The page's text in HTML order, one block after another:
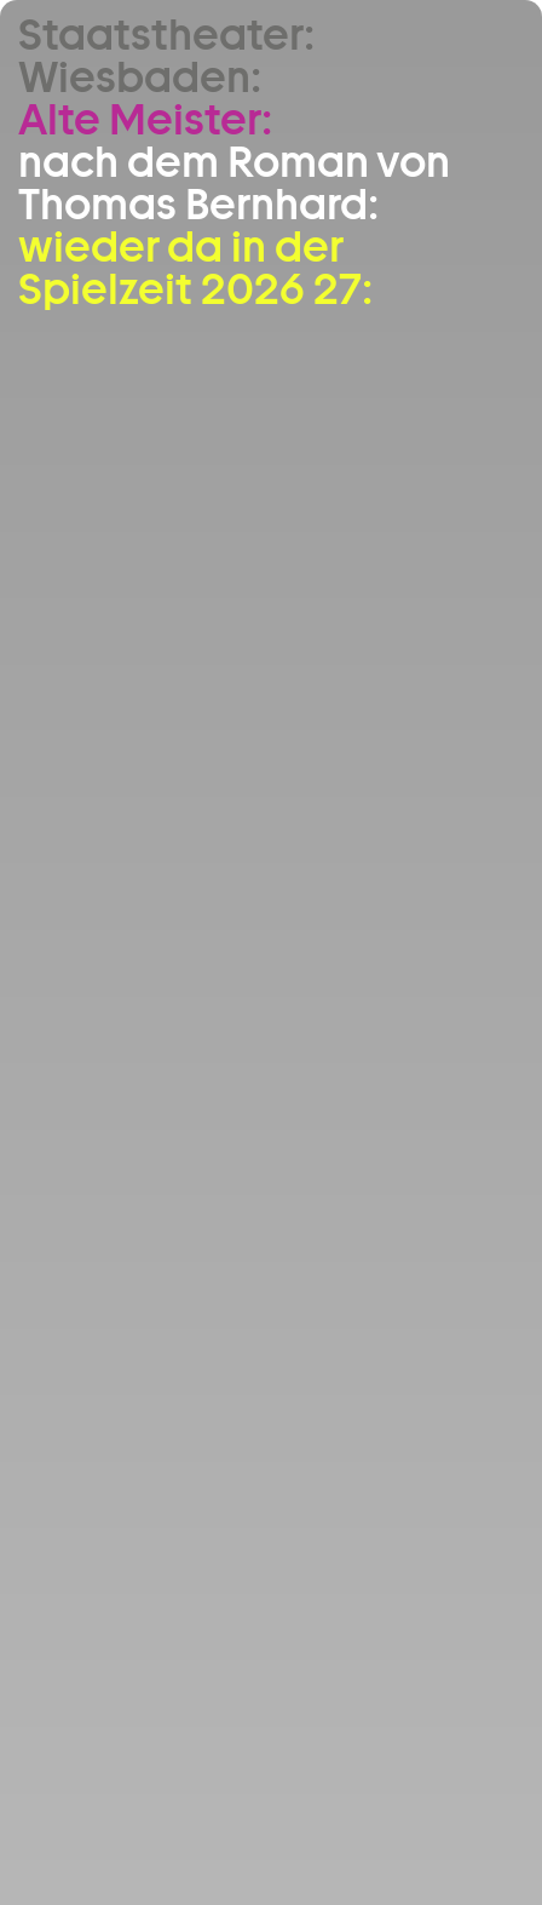
Zum Hauptinhalt springen
Zum Footer springen
Staatstheater:
Wiesbaden:
Alte Meister:
nach dem Roman von
Thomas Bernhard:
wieder da in der
Spielzeit 2026 27: